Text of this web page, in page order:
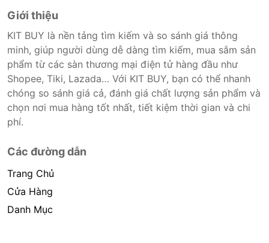
Giới thiệu
KIT BUY là nền tảng tìm kiếm và so sánh giá thông
minh, giúp người dùng dễ dàng tìm kiếm, mua sắm sản
phẩm từ các sàn thương mại điện tử hàng đầu như
Shopee, Tiki, Lazada… Với KIT BUY, bạn có thể nhanh
chóng so sánh giá cả, đánh giá chất lượng sản phẩm và
chọn nơi mua hàng tốt nhất, tiết kiệm thời gian và chi
phí.
Các đường dẫn
Trang Chủ
Cửa Hàng
Danh Mục